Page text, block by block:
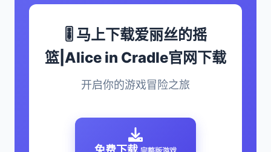
🎚️ 马上下载爱丽丝的摇
篮|Alice in Cradle官网下载
开启你的游戏冒险之旅